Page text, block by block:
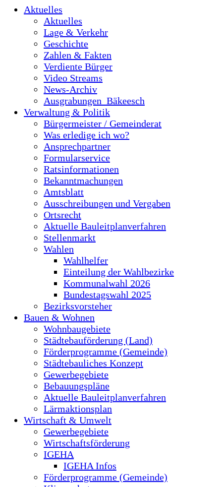
Aktuelles
Aktuelles
Lage & Verkehr
Geschichte
Zahlen & Fakten
Verdiente Bürger
Video Streams
News-Archiv
Ausgrabungen_Bäkeesch
Verwaltung & Politik
Bürgermeister / Gemeinderat
Was erledige ich wo?
Ansprechpartner
Formularservice
Ratsinformationen
Bekanntmachungen
Amtsblatt
Ausschreibungen und Vergaben
Ortsrecht
Aktuelle Bauleitplanverfahren
Stellenmarkt
Wahlen
Wahlhelfer
Einteilung der Wahlbezirke
Kommunalwahl 2026
Bundestagswahl 2025
Bezirksvorsteher
Bauen & Wohnen
Wohnbaugebiete
Städtebauförderung (Land)
Förderprogramme (Gemeinde)
Städtebauliches Konzept
Gewerbegebiete
Bebauungspläne
Aktuelle Bauleitplanverfahren
Lärmaktionsplan
Wirtschaft & Umwelt
Gewerbegebiete
Wirtschaftsförderung
IGEHA
IGEHA Infos
Förderprogramme (Gemeinde)